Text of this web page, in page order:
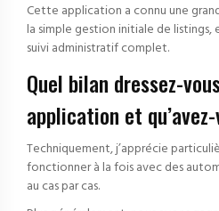
Cette application a connu une
la simple gestion initiale de
suivi administratif complet.
Quel bilan dressez-
application et
Techniquement, j’apprécie
fonctionner à la fois avec des
au cas par cas.